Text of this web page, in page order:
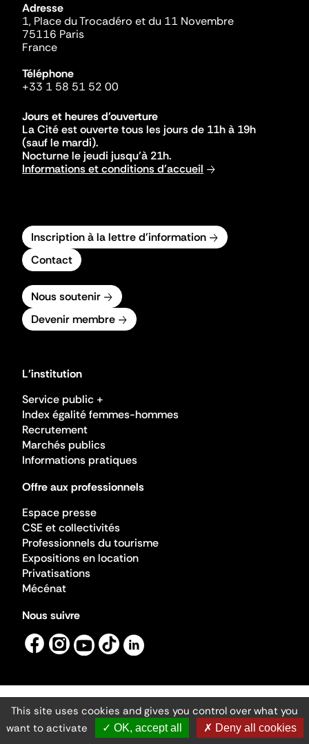
Adresse
1, Place du Trocadéro et du 11 Novembre
75116 Paris
France
Téléphone
+33 1 58 51 52 00
Jours et heures d'ouverture
La Cité est ouverte tous les jours de 11h à 19h
(sauf le mardi).
Nocturne le jeudi jusqu'à 21h.
Informations et conditions d'accueil
Inscription à la lettre d'information
Contact
Nous soutenir
Devenir membre
L'institution
Service public +
Index égalité femmes-hommes
Recrutement
Marchés publics
Informations pratiques
Offre aux professionnels
Espace presse
CSE et collectivités
Professionnels du tourisme
Expositions en location
Privatisations
Mécénat
Nous suivre
Mentions légales
Gestion des cookies
Accessibilité numérique
Ministère de la Culture ©2026
This site uses cookies and gives you control over what you
want to activate
✓ OK, accept all ✗ Deny all cookies